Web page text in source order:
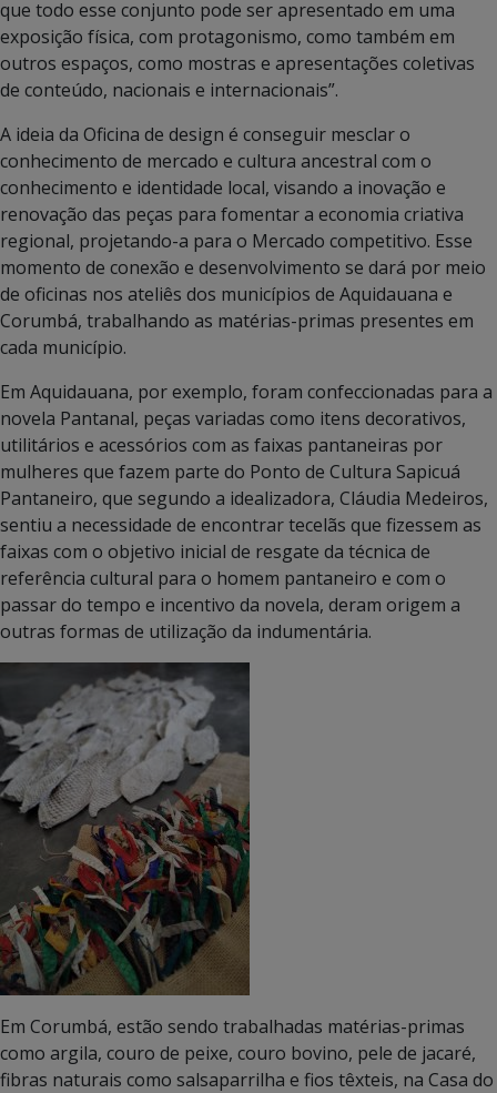
que todo esse conjunto pode ser apresentado em uma
exposição física, com protagonismo, como também em
outros espaços, como mostras e apresentações coletivas
de conteúdo, nacionais e internacionais”.
A ideia da Oficina de design é conseguir mesclar o
conhecimento de mercado e cultura ancestral com o
conhecimento e identidade local, visando a inovação e
renovação das peças para fomentar a economia criativa
regional, projetando-a para o Mercado competitivo. Esse
momento de conexão e desenvolvimento se dará por meio
de oficinas nos ateliês dos municípios de Aquidauana e
Corumbá, trabalhando as matérias-primas presentes em
cada município.
Em Aquidauana, por exemplo, foram confeccionadas para a
novela Pantanal, peças variadas como itens decorativos,
utilitários e acessórios com as faixas pantaneiras por
mulheres que fazem parte do Ponto de Cultura Sapicuá
Pantaneiro, que segundo a idealizadora, Cláudia Medeiros,
sentiu a necessidade de encontrar tecelãs que fizessem as
faixas com o objetivo inicial de resgate da técnica de
referência cultural para o homem pantaneiro e com o
passar do tempo e incentivo da novela, deram origem a
outras formas de utilização da indumentária.
Em Corumbá, estão sendo trabalhadas matérias-primas
como argila, couro de peixe, couro bovino, pele de jacaré,
fibras naturais como salsaparrilha e fios têxteis, na Casa do